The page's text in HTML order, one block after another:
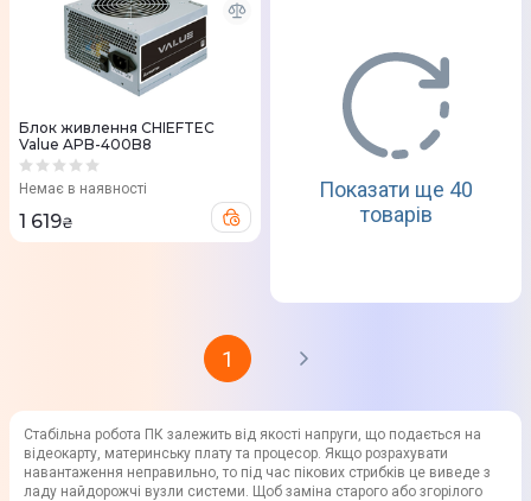
Блок живлення CHIEFTEC
Value APB-400B8
Немає в наявності
1 619₴
Показати ще 40
товарів
1
Стабільна робота ПК залежить від якості напруги, що подається на
відеокарту, материнську плату та процесор. Якщо розрахувати
навантаження неправильно, то під час пікових стрибків це виведе з
ладу найдорожчі вузли системи. Щоб заміна старого або згорілого